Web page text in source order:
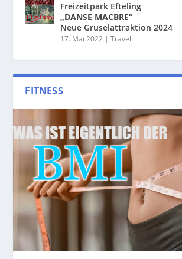
Freizeitpark Efteling
„DANSE MACBRE“
Neue Gruselattraktion 2024
17. Mai 2022 |Travel
FITNESS